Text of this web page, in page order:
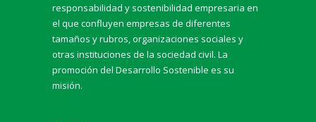
responsabilidad y sostenibilidad empresaria en
el que confluyen empresas de diferentes
tamaños y rubros, organizaciones sociales y
otras instituciones de la sociedad civil. La
promoción del Desarrollo Sostenible es su
misión.